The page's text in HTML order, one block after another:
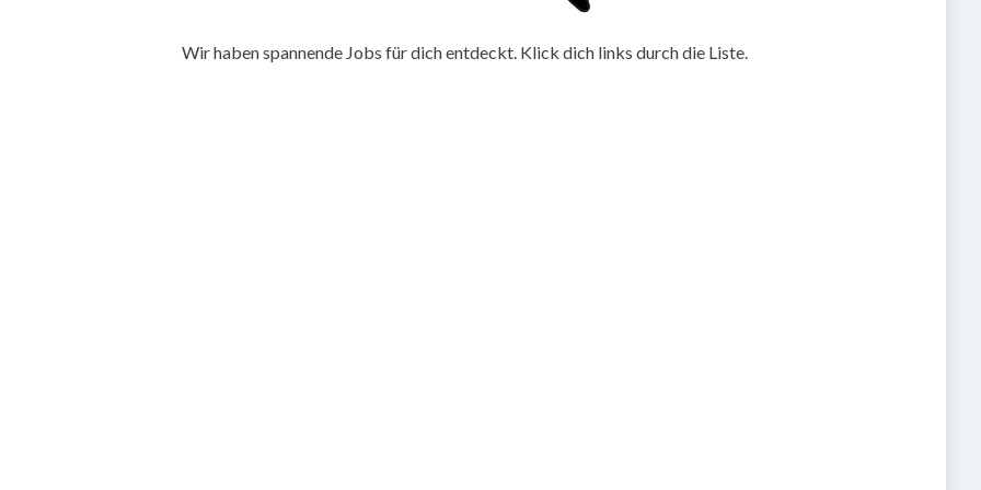
Wir haben spannende Jobs für dich entdeckt. Klick dich links durch die Liste.